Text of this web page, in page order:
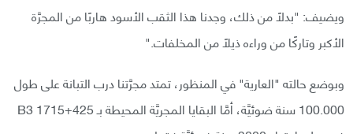
ويضيف: "بدلًا من ذلك، وجدنا هذا الثقب الأسود هاربًا من المجرَّة
الأكبر وتاركًا من وراءه ذيلًا من المخلفات."
وبوضع حالته "العارية" في المنظور، تمتد مجرَّتنا درب التبانة على طول
100.000 سنة ضوئيَّة، أمَّا البقايا المجريَّة المحيطة بـ B3 1715+425